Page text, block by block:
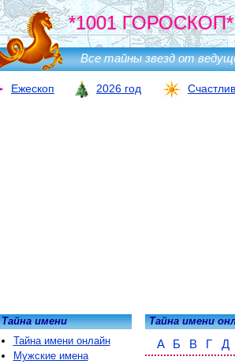
*1001 ГОРОСКОП*
Все тайны звезд от
Ежескоп 2026 год
Тайна имени
А Б В Г Д
Тайна имени
Тайна имени онлайн
Мужские имена